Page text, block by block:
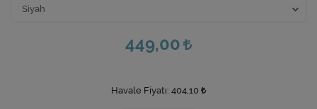
449,00
Havale Fiyatı: 404,10